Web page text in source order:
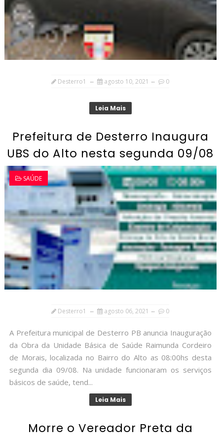
Desterro1 agosto 10, 2021 0
Leia Mais
Prefeitura de Desterro Inaugura
UBS do Alto nesta segunda 09/08
SAÚDE
Desterro1 agosto 06, 2021 0
A Prefeitura municipal de Desterro PB anuncia Inauguração
da Obra da Unidade Básica de Saúde Raimunda Cordeiro
de Morais, localizada no Bairro do Alto as 08:00hs desta
segunda dia 09/08. Na unidade funcionaram os serviços
básicos de saúde, tend...
Leia Mais
Morre o Vereador Preta da